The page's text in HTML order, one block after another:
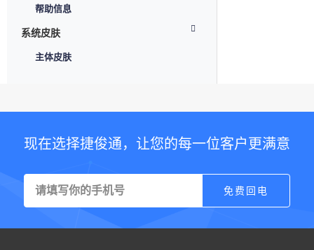
帮助信息
系统皮肤
主体皮肤
现在选择捷俊通，让您的每一位客户更满意